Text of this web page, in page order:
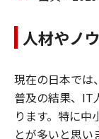
人材やノ
現在の日本では
普及の結果、IT
ります。特に
とが多いと思い